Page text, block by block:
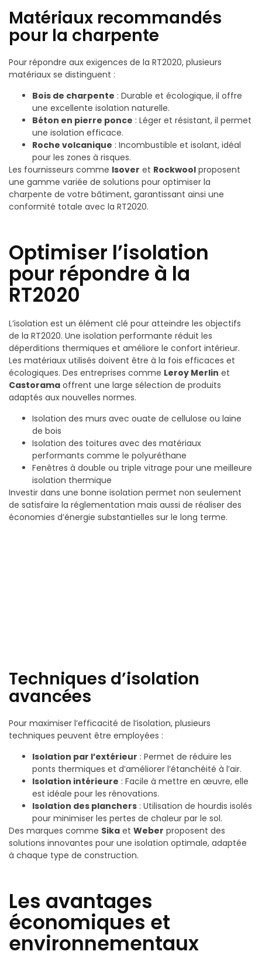
Matériaux recommandés
pour la charpente
Pour répondre aux exigences de la RT2020, plusieurs
matériaux se distinguent :
Bois de charpente : Durable et écologique, il offre
une excellente isolation naturelle.
Béton en pierre ponce : Léger et résistant, il permet
une isolation efficace.
Roche volcanique : Incombustible et isolant, idéal
pour les zones à risques.
Les fournisseurs comme Isover et Rockwool proposent
une gamme variée de solutions pour optimiser la
charpente de votre bâtiment, garantissant ainsi une
conformité totale avec la RT2020.
Optimiser l’isolation
pour répondre à la
RT2020
L’isolation est un élément clé pour atteindre les objectifs
de la RT2020. Une isolation performante réduit les
déperditions thermiques et améliore le confort intérieur.
Les matériaux utilisés doivent être à la fois efficaces et
écologiques. Des entreprises comme Leroy Merlin et
Castorama offrent une large sélection de produits
adaptés aux nouvelles normes.
Isolation des murs avec ouate de cellulose ou laine
de bois
Isolation des toitures avec des matériaux
performants comme le polyuréthane
Fenêtres à double ou triple vitrage pour une meilleure
isolation thermique
Investir dans une bonne isolation permet non seulement
de satisfaire la réglementation mais aussi de réaliser des
économies d’énergie substantielles sur le long terme.
Techniques d’isolation
avancées
Pour maximiser l’efficacité de l’isolation, plusieurs
techniques peuvent être employées :
Isolation par l’extérieur : Permet de réduire les
ponts thermiques et d’améliorer l’étanchéité à l’air.
Isolation intérieure : Facile à mettre en œuvre, elle
est idéale pour les rénovations.
Isolation des planchers : Utilisation de hourdis isolés
pour minimiser les pertes de chaleur par le sol.
Des marques comme Sika et Weber proposent des
solutions innovantes pour une isolation optimale, adaptée
à chaque type de construction.
Les avantages
économiques et
environnementaux